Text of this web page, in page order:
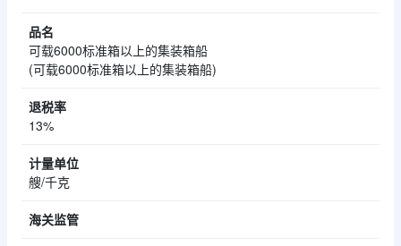
可载6000标准箱以上的集装箱船
(可载6000标准箱以上的集装箱船)
13%
艘/千克